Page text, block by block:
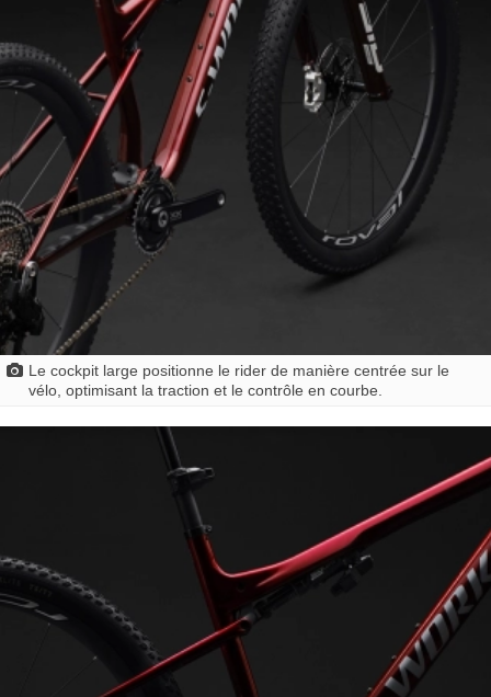
Le cockpit large positionne le rider de manière centrée sur le
vélo, optimisant la traction et le contrôle en courbe.